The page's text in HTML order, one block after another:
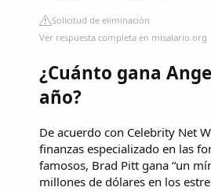
Solicitud de eliminación
Ver respuesta completa en misalario.org
¿Cuánto gana
año?
De acuerdo con Celebrity Net
finanzas especializado en las
famosos, Brad Pitt gana “un
millones de dólares en los